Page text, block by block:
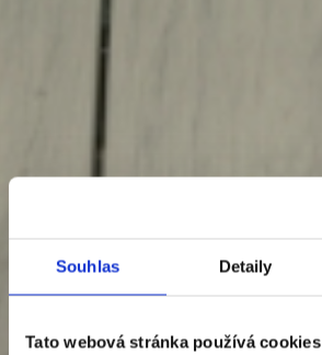
Souhlas Detaily
Tato webová stránka používá cookies